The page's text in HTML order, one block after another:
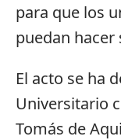
para que los
puedan hacer
El acto se ha
Universitario
Tomás de